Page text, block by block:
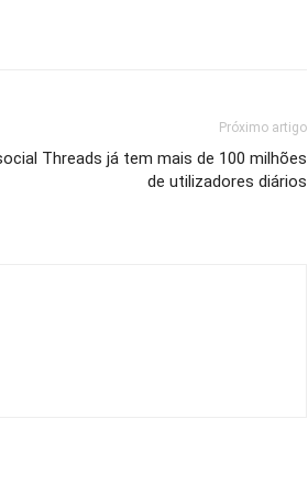
Próximo artigo
Threads já tem mais de 100 milhões
de utilizadores diários